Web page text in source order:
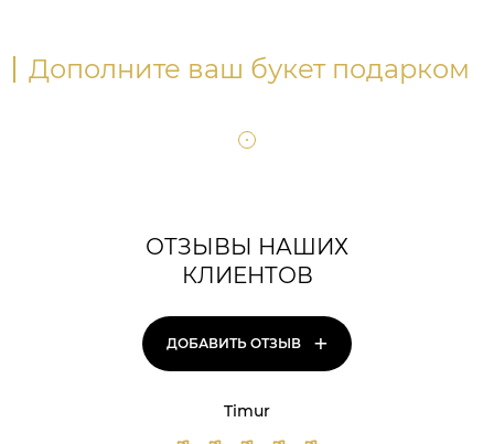
Дополните ваш букет подарком
ОТЗЫВЫ НАШИХ
КЛИЕНТОВ
ДОБАВИТЬ ОТЗЫВ +
Timur